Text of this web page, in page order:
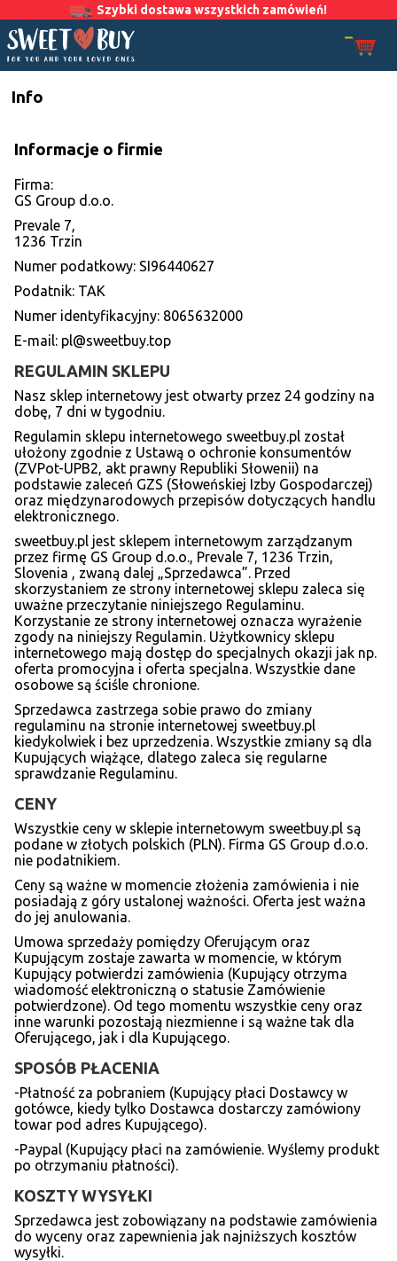
Szybki dostawa wszystkich zamówień!
Info
Informacje o firmie
Firma:
GS Group d.o.o.
Prevale 7,
1236 Trzin
Numer podatkowy: SI96440627
Podatnik: TAK
Numer identyfikacyjny: 8065632000
E-mail: pl@sweetbuy.top
REGULAMIN SKLEPU
Nasz sklep internetowy jest otwarty przez 24 godziny na
dobę, 7 dni w tygodniu.
Regulamin sklepu internetowego sweetbuy.pl został
ułożony zgodnie z Ustawą o ochronie konsumentów
(ZVPot-UPB2, akt prawny Republiki Słowenii) na
podstawie zaleceń GZS (Słoweńskiej Izby Gospodarczej)
oraz międzynarodowych przepisów dotyczących handlu
elektronicznego.
sweetbuy.pl jest sklepem internetowym zarządzanym
przez firmę GS Group d.o.o., Prevale 7, 1236 Trzin,
Slovenia , zwaną dalej „Sprzedawca”. Przed
skorzystaniem ze strony internetowej sklepu zaleca się
uważne przeczytanie niniejszego Regulaminu.
Korzystanie ze strony internetowej oznacza wyrażenie
zgody na niniejszy Regulamin. Użytkownicy sklepu
internetowego mają dostęp do specjalnych okazji jak np.
oferta promocyjna i oferta specjalna. Wszystkie dane
osobowe są ściśle chronione.
Sprzedawca zastrzega sobie prawo do zmiany
regulaminu na stronie internetowej sweetbuy.pl
kiedykolwiek i bez uprzedzenia. Wszystkie zmiany są dla
Kupujących wiążące, dlatego zaleca się regularne
sprawdzanie Regulaminu.
CENY
Wszystkie ceny w sklepie internetowym sweetbuy.pl są
podane w złotych polskich (PLN). Firma GS Group d.o.o.
nie podatnikiem.
Ceny są ważne w momencie złożenia zamówienia i nie
posiadają z góry ustalonej ważności. Oferta jest ważna
do jej anulowania.
Umowa sprzedaży pomiędzy Oferującym oraz
Kupującym zostaje zawarta w momencie, w którym
Kupujący potwierdzi zamówienia (Kupujący otrzyma
wiadomość elektroniczną o statusie Zamówienie
potwierdzone). Od tego momentu wszystkie ceny oraz
inne warunki pozostają niezmienne i są ważne tak dla
Oferującego, jak i dla Kupującego.
SPOSÓB PŁACENIA
-Płatność za pobraniem (Kupujący płaci Dostawcy w
gotówce, kiedy tylko Dostawca dostarczy zamówiony
towar pod adres Kupującego).
-Paypal (Kupujący płaci na zamówienie. Wyślemy produkt
po otrzymaniu płatności).
KOSZTY WYSYŁKI
Sprzedawca jest zobowiązany na podstawie zamówienia
do wyceny oraz zapewnienia jak najniższych kosztów
wysyłki.